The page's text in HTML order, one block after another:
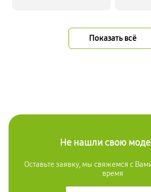
Показать всё
Не нашли свою
Оставьте заявку, мы свяжемся с
время